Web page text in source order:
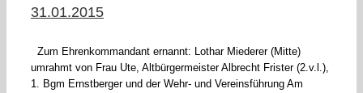
31.01.2015
Zum Ehrenkommandant ernannt: Lothar Miederer (Mitte)
umrahmt von Frau Ute, Altbürgermeister Albrecht Frister (2.v.l.),
1. Bgm Ernstberger und der Wehr- und Vereinsführung Am